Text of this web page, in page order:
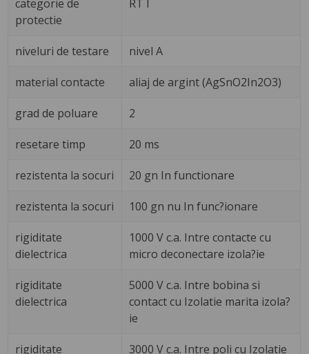
categorie de
protectie
RT I
niveluri de testare nivel A
material contacte aliaj de argint (AgSnO2In2O3)
grad de poluare 2
resetare timp 20 ms
rezistenta la socuri 20 gn In functionare
rezistenta la socuri 100 gn nu In func?ionare
rigiditate
dielectrica
1000 V c.a. Intre contacte cu
micro deconectare izola?ie
rigiditate
dielectrica
5000 V c.a. Intre bobina si
contact cu Izolatie marita izola?
ie
rigiditate
3000 V c.a. Intre poli cu Izolatie